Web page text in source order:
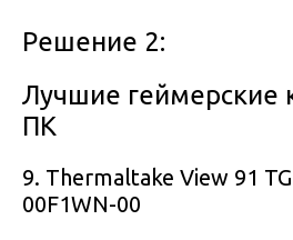
Решение 2:
Лучшие геймерские
ПК
9. Thermaltake View 91
00F1WN-00